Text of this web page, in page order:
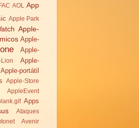
AOL App
Apple Park
Apple-
Apple-
Apple-
Apple-
Apple-portátil
Apple-Store
AppleEvent
Apps
Ataques
Avenir